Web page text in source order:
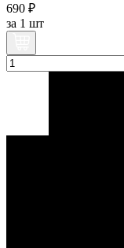
690 ₽
за 1 шт